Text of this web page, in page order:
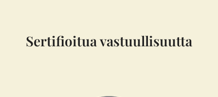
Sertifioitua vastuullisuutta